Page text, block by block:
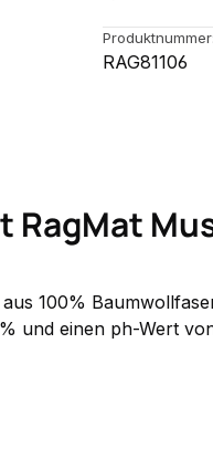
Produktnummer:
RAG81106
100%
und einen ph-Wert